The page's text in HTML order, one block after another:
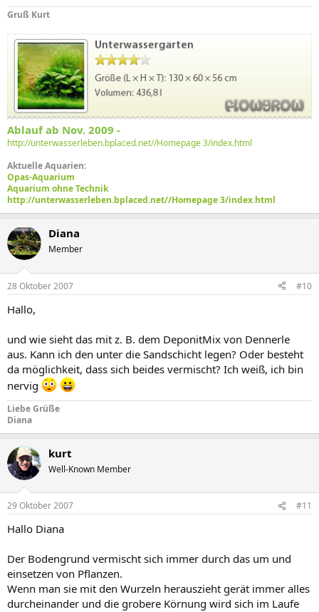
Gruß Kurt
Ablauf ab Nov. 2009 -
http://unterwasserleben.bplaced.net//Homepage 3/index.html
Aktuelle Aquarien:
Opas-Aquarium
Aquarium ohne Technik
http://unterwasserleben.bplaced.net//Homepage 3/index.html
Diana
Member
28 Oktober 2007 #10
Hallo,
und wie sieht das mit z. B. dem DeponitMix von Dennerle
aus. Kann ich den unter die Sandschicht legen? Oder besteht
da möglichkeit, dass sich beides vermischt? Ich weiß, ich bin
nervig
Liebe Grüße
Diana
kurt
Well-Known Member
29 Oktober 2007 #11
Hallo Diana
Der Bodengrund vermischt sich immer durch das um und
einsetzen von Pflanzen.
Wenn man sie mit den Wurzeln herauszieht gerät immer alles
durcheinander und die grobere Körnung wird sich im Laufe